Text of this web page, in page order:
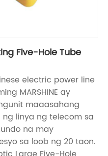
Five-Hole Tube
electric power line
MARSHINE ay
maaasahang
linya ng telecom sa
na may
sa loob ng 20 taon.